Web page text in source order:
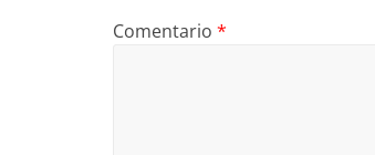
Comentario *